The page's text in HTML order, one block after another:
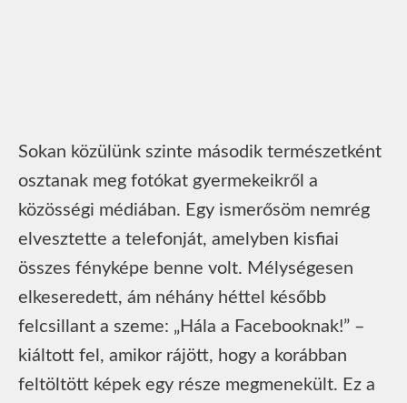
Sokan közülünk szinte második természetként
osztanak meg fotókat gyermekeikről a
közösségi médiában. Egy ismerősöm nemrég
elvesztette a telefonját, amelyben kisfiai
összes fényképe benne volt. Mélységesen
elkeseredett, ám néhány héttel később
felcsillant a szeme: „Hála a Facebooknak!” –
kiáltott fel, amikor rájött, hogy a korábban
feltöltött képek egy része megmenekült. Ez a